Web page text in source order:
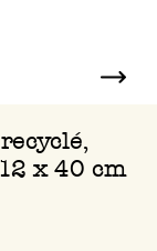
x 40 cm